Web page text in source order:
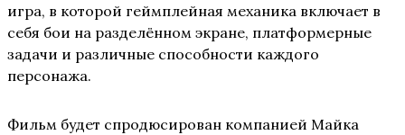
игра, в которой геймплейная механика включает в
себя бои на разделённом экране, платформерные
задачи и различные способности каждого
персонажа.
Фильм будет спродюсирован компанией Майка